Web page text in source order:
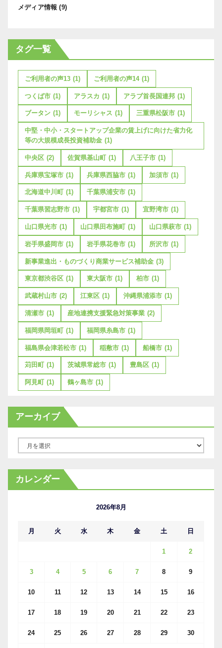
メディア情報 (9)
タグ一覧
ご利用者の声13 (1) ご利用者の声14 (1)
つくば市 (1) アラスカ (1) アラブ首長国連邦 (1)
ブータン (1) モーリシャス (1) 三重県松阪市 (1)
中堅・中小・スタートアップ企業の賃上げに向けた省力化
等の大規模成長投資補助金 (1)
中央区 (2) 佐賀県基山町 (1) 八王子市 (1)
兵庫県宝塚市 (1) 兵庫県西脇市 (1) 加須市 (1)
北海道中川町 (1) 千葉県浦安市 (1)
千葉県習志野市 (1) 宇都宮市 (1) 宜野湾市 (1)
山口県光市 (1) 山口県田布施町 (1) 山口県萩市 (1)
岩手県盛岡市 (1) 岩手県花巻市 (1) 所沢市 (1)
新事業進出・ものづくり商業サービス補助金 (3)
東京都渋谷区 (1) 東大阪市 (1) 柏市 (1)
武蔵村山市 (2) 江東区 (1) 沖縄県浦添市 (1)
清瀬市 (1) 産地連携支援緊急対策事業 (2)
福岡県岡垣町 (1) 福岡県糸島市 (1)
福島県会津若松市 (1) 稲敷市 (1) 船橋市 (1)
苅田町 (1) 茨城県常総市 (1) 豊島区 (1)
阿見町 (1) 鶴ヶ島市 (1)
アーカイブ
カ
イ
カレンダー
2026年8月
月 火 水 木 金 土 日
1 2
3 4 5 6 7 8 9
10 11 12 13 14 15 16
17 18 19 20 21 22 23
24 25 26 27 28 29 30